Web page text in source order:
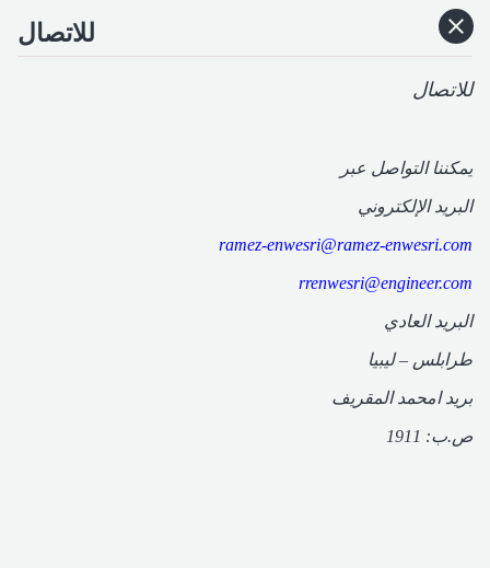
للاتصال
للاتصال
يمكننا التواصل عبر
البريد الإلكتروني
ramez-enwesri@ramez-enwesri.com
rrenwesri@engineer.com
البريد العادي
طرابلس – ليبيا
بريد امحمد المقريف
ص.ب: 1911
HOME
GO TO
VISIT WEBSITE